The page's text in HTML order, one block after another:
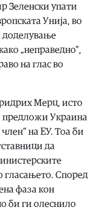
Зеленски упати
Унија, во
доделување
„неправедно“,
на глас во
Мерц, исто
предложи Украина
на ЕУ. Тоа би
да
гласањето. Според
фаза кон
би ги олеснило